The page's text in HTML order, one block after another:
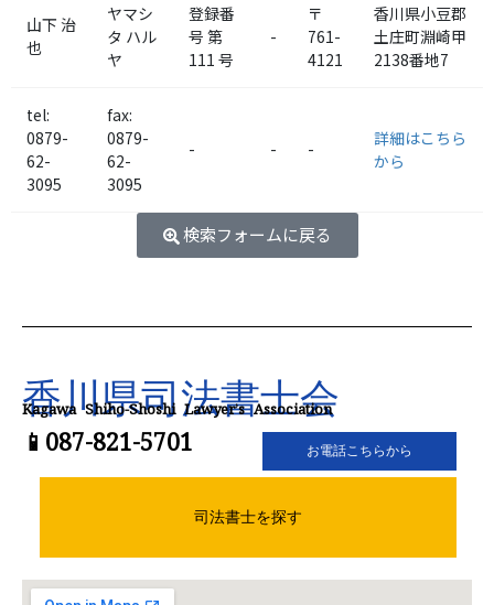
山下 治
也
ヤマシ
タ ハル
ヤ
登録番
号 第
111 号
-
〒
761-
4121
香川県小豆郡
土庄町淵崎甲
2138番地7
tel:
0879-
62-
3095
fax:
0879-
62-
3095
- - -
詳細はこちら
から
検索フォームに戻る
香川県司法書士会
Kagawa Shiho-Shoshi Lawyer’s Association
📱087-821-5701 お電話こちらから
司法書士を探す